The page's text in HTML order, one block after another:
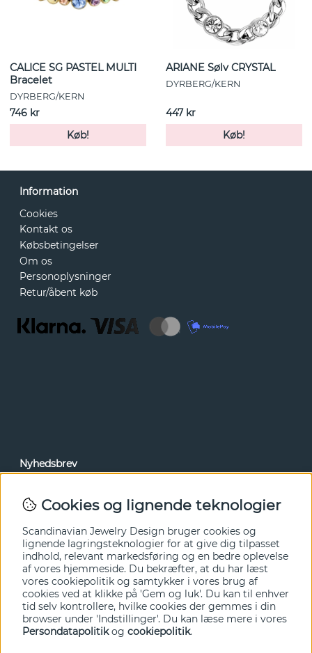
CALICE SG PASTEL MULTI
Bracelet
DYRBERG/KERN
746 kr
Køb!
ARIANE Sølv CRYSTAL
DYRBERG/KERN
447 kr
Køb!
Information
Cookies
Kontakt os
Købsbetingelser
Om os
Personoplysninger
Retur/åbent køb
Nyhedsbrev
tilbud før alle andre. Tilmeld dig herunder.
Ja tak!
Cookies og lignende teknologier
Scandinavian Jewelry Design bruger cookies og
lignende lagringsteknologier for at give dig tilpasset
indhold, relevant markedsføring og en bedre oplevelse
af vores hjemmeside. Du bekræfter, at du har læst
vores cookiepolitik og samtykker i vores brug af
cookies ved at klikke på 'Gem og luk'. Du kan til enhver
tid selv kontrollere, hvilke cookies der gemmes i din
browser under 'Indstillinger'. Du kan læse mere i vores
Persondatapolitikog cookiepolitik.